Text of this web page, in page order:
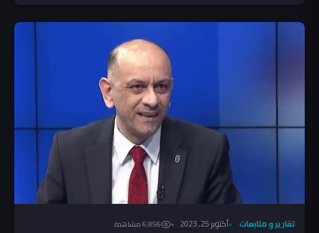
تقارير و متابعات أكتوبر 25, 2023 6٬856 مشاهدة